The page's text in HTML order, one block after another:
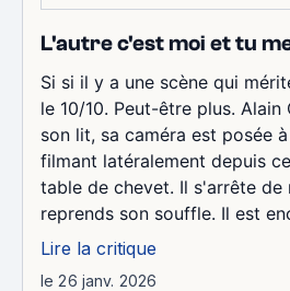
L'autre c'est moi et tu
Si si il y a une scène qui
le 10/10. Peut-être plus. Alain
son lit, sa caméra est posée
filmant latéralement depuis
table de chevet. Il s'arrête de
reprends son souffle. Il est
Lire la critique
le 26 janv. 2026